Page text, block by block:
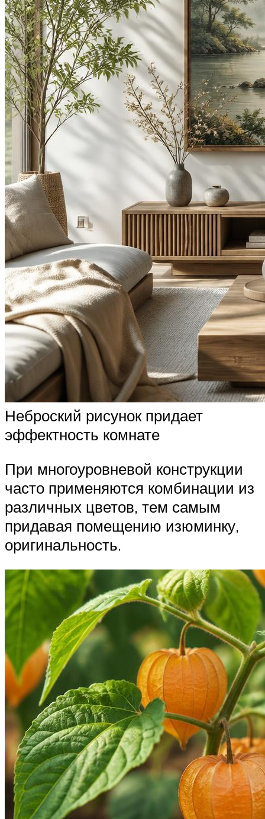
Неброский рисунок придает
эффектность комнате
При многоуровневой конструкции
часто применяются комбинации из
различных цветов, тем самым
придавая помещению изюминку,
оригинальность.